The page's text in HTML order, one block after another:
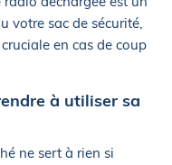
votre sac de sécurité,
en cas de coup
à utiliser sa
ne sert à rien si